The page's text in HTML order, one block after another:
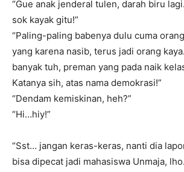
“Gue anak jenderal tulen, darah biru
sok kayak gitu!”
“Paling-paling babenya dulu cuma
yang karena nasib, terus jadi orang
banyak tuh, preman yang pada naik
Katanya sih, atas nama demokrasi!”
“Dendam kemiskinan, heh?”
“Hi…hiy!”
“Sst… jangan keras-keras, nanti dia
bisa dipecat jadi mahasiswa Unmaja,